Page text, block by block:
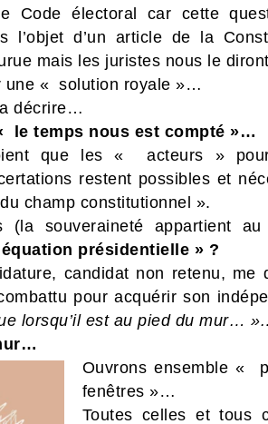
Code électoral car cette
l’objet d’un article de la
mais les juristes nous le
une « solution royale »…
décrire…
le temps nous est compté »…
que les « acteurs »
restent possibles et
champ constitutionnel ».
(la souveraineté appartient au
présidentielle » ?
candidat non retenu, me
pour acquérir son
lorsqu’il est au pied du mur…
Ouvrons ensemble «
fenêtres »…
Toutes celles et tous